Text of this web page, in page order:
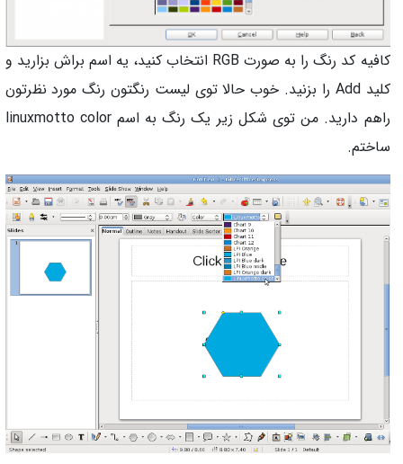
کافیه کد رنگ را به صورت RGB انتخاب کنید، یه اسم براش بزارید و
کلید Add را بزنید. خوب حالا توی لیست رنگتون رنگ مورد نظرتون
راهم دارید. من توی شکل زیر یک رنگ به اسم linuxmotto color
ساختم.